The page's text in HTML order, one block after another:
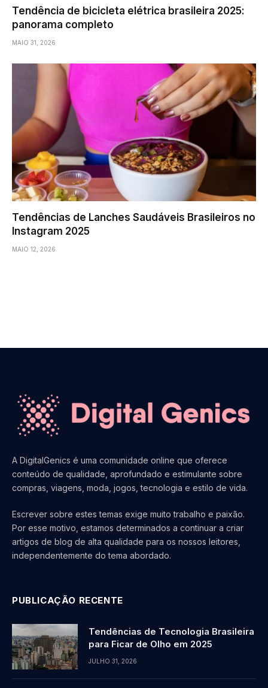
Tendência de bicicleta elétrica brasileira 2025:
panorama completo
MAIO 31, 2026
Tendências de Lanches Saudáveis Brasileiros no
Instagram 2025
MAIO 12, 2026
A DigitalGenics é uma comunidade online que oferece
conteúdo de qualidade, aprofundado e estimulante sobre
compras, viagens, moda, jogos, tecnologia e estilo de vida.
Escrever sobre estes temas exige muito trabalho e paixão.
Por esse motivo, estamos determinados a continuar a criar
artigos de blog de alta qualidade para os nossos leitores,
independentemente do tema abordado.
PUBLICAÇÃO RECENTE
Tendências de Tecnologia Brasileira
para Ficar de Olho em 2025
JULHO 31, 2026